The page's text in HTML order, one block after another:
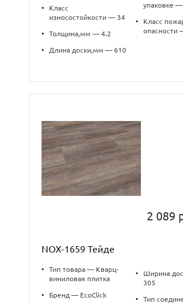
•
Класс
износостойкости — 34
• Толщина,мм — 4.2
• Длина доски,мм — 610
упаковке —
•
Класс
опасности
2 089
NOX-1659 Тейде
•
Тип товара — Кварц-
виниловая плитка
• Бренд — EcoClick
•
Ширина
305
•
Тип